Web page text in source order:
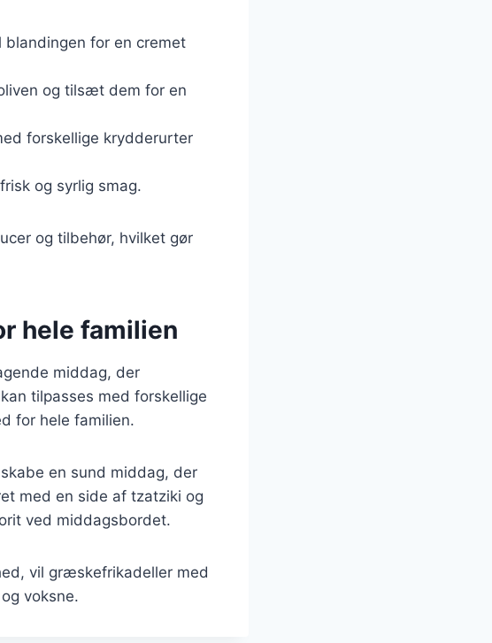
for en cremet
og tilsæt dem for en
forskellige krydderurter
og syrlig smag.
og tilbehør, hvilket gør
hele familien
middag, der
tilpasses med forskellige
for hele familien.
en sund middag, der
med en side af tzatziki og
ved middagsbordet.
vil græskefrikadeller med
voksne.